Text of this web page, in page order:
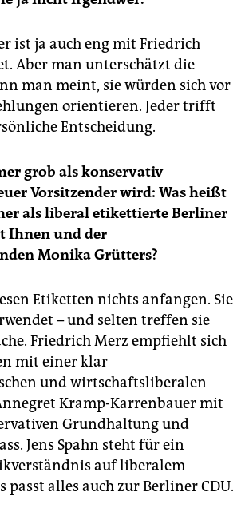
ist ja auch eng mit Friedrich
Aber man unterschätzt die
man meint, sie würden sich vor
orientieren. Jeder trifft
Entscheidung.
grob als konservativ
Vorsitzender wird: Was heißt
als liberal etikettierte Berliner
Ihnen und der
Monika Grütters?
Etiketten nichts anfangen. Sie
– und selten treffen sie
Friedrich Merz empfiehlt sich
mit einer klar
und wirtschaftsliberalen
Kramp-Karrenbauer mit
Grundhaltung und
Jens Spahn steht für ein
auf liberalem
passt alles auch zur Berliner CDU.